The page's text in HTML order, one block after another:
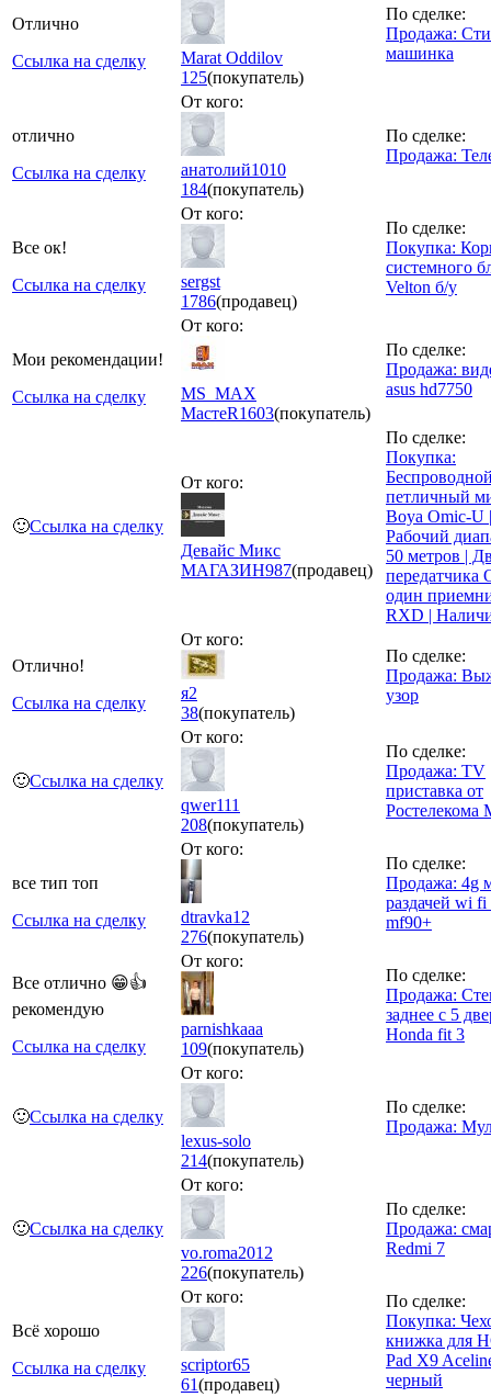
Отлично
Ссылка на сделку
Marat Oddilov
125(покупатель)
По сделке:
Продажа:
машинка
отлично
Ссылка на сделку
От кого:
анатолий1010
184(покупатель)
По сделке:
Продажа:
Все ок!
Ссылка на сделку
От кого:
sergst
1786(продавец)
По сделке:
Покупка:
системного
Velton б/у
Мои рекомендации!
Ссылка на сделку
От кого:
MS_MAX
МастеR1603(покупатель)
По сделке:
Продажа:
asus hd7750
🙂Ссылка на сделку
От кого:
Девайс Микс
МАГАЗИН987(продавец)
По сделке:
Покупка:
петличный
Boya Omic-U
Рабочий
50 метров |
передатчика
один
RXD |
Отлично!
Ссылка на сделку
От кого:
я2
38(покупатель)
По сделке:
Продажа:
узор
🙂Ссылка на сделку
От кого:
qwer111
208(покупатель)
По сделке:
Продажа: TV
приставка от
Ростелекома
все тип топ
Ссылка на сделку
От кого:
dtravka12
276(покупатель)
По сделке:
Продажа: 4g
раздачей wi
mf90+
Все отлично 😁👍
рекомендую
Ссылка на сделку
От кого:
parnishkaaa
109(покупатель)
По сделке:
Продажа:
заднее с 5
Honda fit 3
🙂Ссылка на сделку
От кого:
lexus-solo
214(покупатель)
По сделке:
Продажа:
🙂Ссылка на сделку
От кого:
vo.roma2012
226(покупатель)
По сделке:
Продажа:
Redmi 7
Всё хорошо
Ссылка на сделку
От кого:
scriptor65
61(продавец)
По сделке:
Покупка:
книжка для
Pad X9
черный